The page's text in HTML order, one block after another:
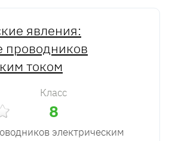
явления:
проводников
током
Класс
8
электрическим